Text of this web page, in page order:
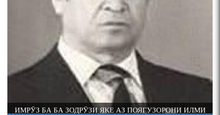
АБАРМАРДИ ИЛМИ ЗАБОНШИНОСИИ ТОҶИК